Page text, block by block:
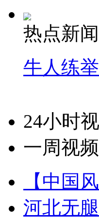
热点新闻
牛人练
24小时
一周视
【中国
河北无